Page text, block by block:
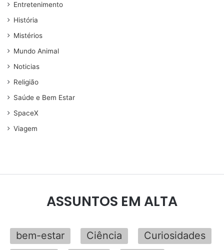
Entretenimento
História
Mistérios
Mundo Animal
Noticias
Religião
Saúde e Bem Estar
SpaceX
Viagem
ASSUNTOS EM ALTA
bem-estar Ciência
Curiosidades